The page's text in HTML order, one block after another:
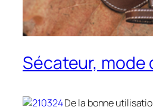
Sécateur, mode
De la bonne